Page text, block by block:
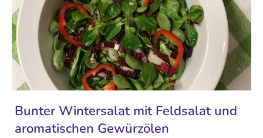
Bunter Wintersalat mit Feldsalat und
aromatischen Gewürzölen